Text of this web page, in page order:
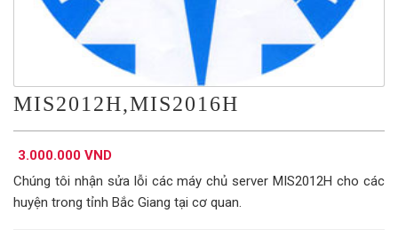
MIS2012H,MIS2016H
3.000.000 VND
Chúng tôi nhận sửa lỗi các máy chủ server MIS2012H cho các
huyện trong tỉnh Bắc Giang tại cơ quan.